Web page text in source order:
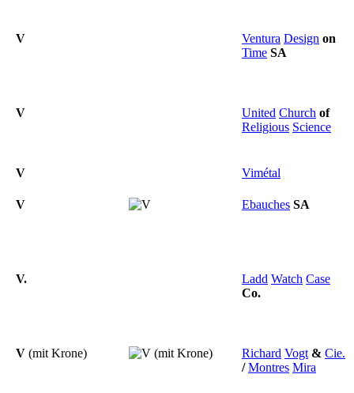
V Ventura Design on
Time SA
V United Church of
Religious Science
V Vimétal
V Ebauches SA
V. Ladd Watch Case
Co.
V (mit Krone) Richard Vogt & Cie.
/Montres Mira